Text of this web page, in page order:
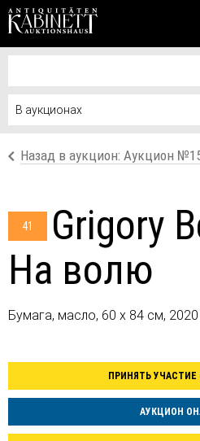
Назад в аукцион: Аукцион
41
Grigory
На волю
Бумага, масло, 60 х 84 см, 2020
ПРИНЯТЬ УЧАСТИЕ
АУКЦИОН